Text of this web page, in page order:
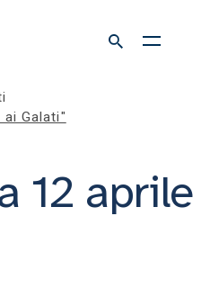
Galati"
12 aprile